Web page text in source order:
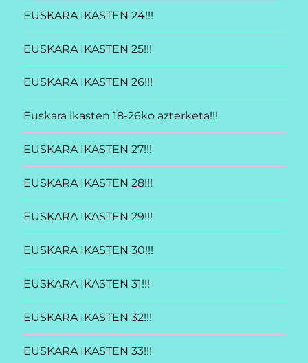
EUSKARA IKASTEN 24!!!
EUSKARA IKASTEN 25!!!
EUSKARA IKASTEN 26!!!
Euskara ikasten 18-26ko azterketa!!!
EUSKARA IKASTEN 27!!!
EUSKARA IKASTEN 28!!!
EUSKARA IKASTEN 29!!!
EUSKARA IKASTEN 30!!!
EUSKARA IKASTEN 31!!!
EUSKARA IKASTEN 32!!!
EUSKARA IKASTEN 33!!!